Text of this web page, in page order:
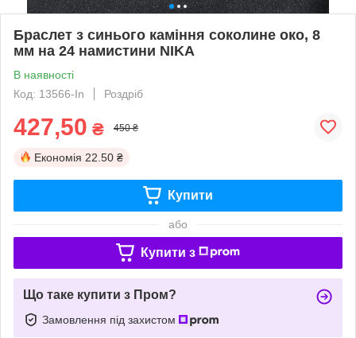
Браслет з синього каміння соколине око, 8
мм на 24 намистини NIKA
В наявності
Код: 13566-In
Роздріб
427,50 ₴ 450 ₴
Економія 22.50 ₴
Купити
або
Купити з
Що таке купити з Пром?
Замовлення під захистом